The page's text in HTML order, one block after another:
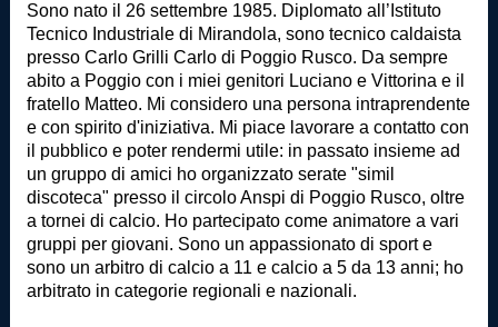
Sono nato il 26 settembre 1985. Diplomato all’Istituto
Tecnico Industriale di Mirandola, sono tecnico caldaista
presso Carlo Grilli Carlo di Poggio Rusco. Da sempre
abito a Poggio con i miei genitori Luciano e Vittorina e il
fratello Matteo. Mi considero una persona intraprendente
e con spirito d'iniziativa. Mi piace lavorare a contatto con
il pubblico e poter rendermi utile: in passato insieme ad
un gruppo di amici ho organizzato serate "simil
discoteca" presso il circolo Anspi di Poggio Rusco, oltre
a tornei di calcio. Ho partecipato come animatore a vari
gruppi per giovani. Sono un appassionato di sport e
sono un arbitro di calcio a 11 e calcio a 5 da 13 anni; ho
arbitrato in categorie regionali e nazionali.